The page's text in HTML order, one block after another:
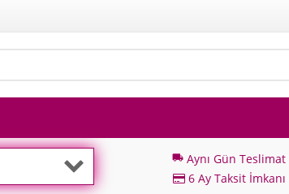
local_shipping Aynı Gün Teslimat
6 Ay Taksit İmkanı